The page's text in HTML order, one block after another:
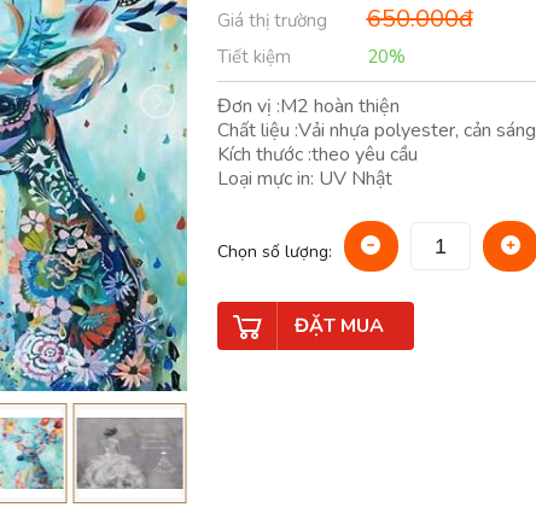
Giá thị trường 650.000đ
Tiết kiệm 20%
Đơn vị :M2 hoàn thiện
Chất liệu :Vải nhựa polyester, cản sáng
Kích thước :theo yêu cầu
Loại mực in: UV Nhật
Chọn số lượng:
ĐẶT MUA